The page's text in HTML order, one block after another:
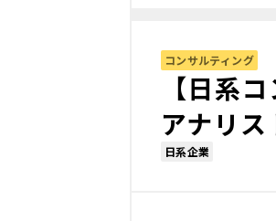
コンサルティング
【日系
アナリス
日系企業